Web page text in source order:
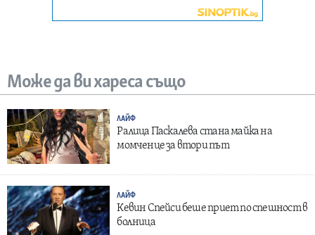
Може да ви хареса също
ЛАЙФ
Ралица Паскалева стана майка на
момченце за втори път
ЛАЙФ
Кевин Спейси беше приет по спешност в
болница